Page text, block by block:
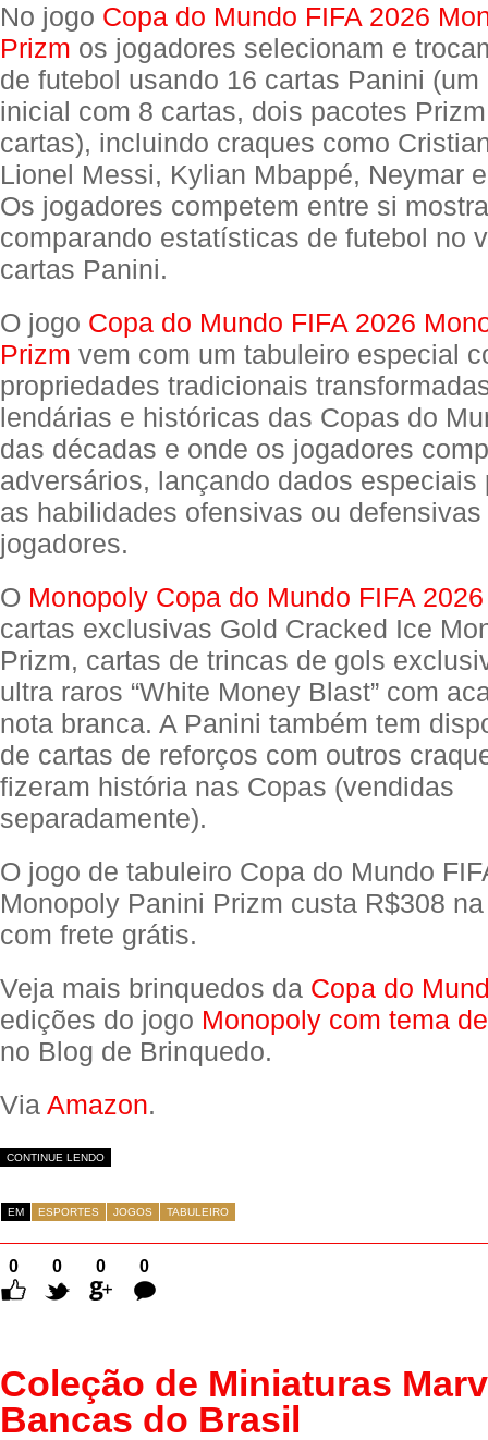
No jogo Copa do Mundo FIFA 2026
Prizm os jogadores selecionam e
de futebol usando 16 cartas Panini
inicial com 8 cartas, dois pacotes
cartas), incluindo craques como
Lionel Messi, Kylian Mbappé, Neymar
Os jogadores competem entre si
comparando estatísticas de futebol no
cartas Panini.
O jogo Copa do Mundo FIFA 2026
Prizm vem com um tabuleiro especial
propriedades tradicionais
lendárias e históricas das Copas do
das décadas e onde os jogadores
adversários, lançando dados especiais
as habilidades ofensivas ou defensivas
jogadores.
O Monopoly Copa do Mundo FIFA 2026
cartas exclusivas Gold Cracked Ice
Prizm, cartas de trincas de gols
ultra raros “White Money Blast” com
nota branca. A Panini também tem
de cartas de reforços com outros
fizeram história nas Copas (vendidas
separadamente).
O jogo de tabuleiro Copa do Mundo
Monopoly Panini Prizm custa R$308
com frete grátis.
Veja mais brinquedos da Copa do
edições do jogo Monopoly com tema
no Blog de Brinquedo.
Via Amazon.
CONTINUE LENDO
EM ESPORTES JOGOS TABULEIRO
0 0 0
0
Comentários
Coleção de Miniaturas
Bancas do Brasil